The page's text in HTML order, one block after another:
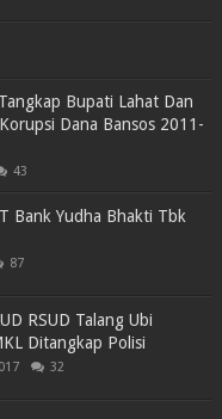
Bupati Lahat Dan
Dana Bansos 2011-
43
Bank Yudha Bhakti Tbk
87
RSUD Talang Ubi
Ditangkap Polisi
32